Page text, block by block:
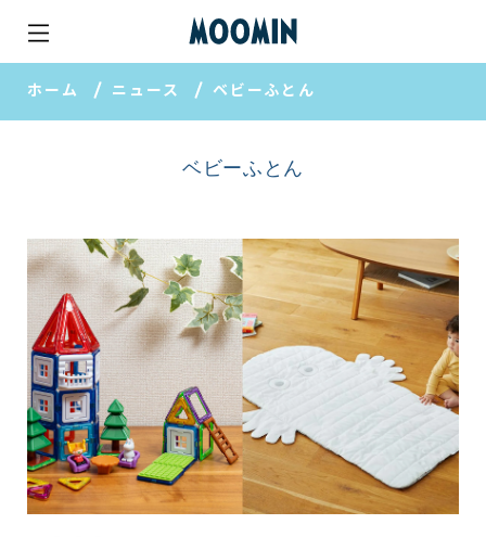
ホーム ニュース ベビーふとん
ベビーふとん